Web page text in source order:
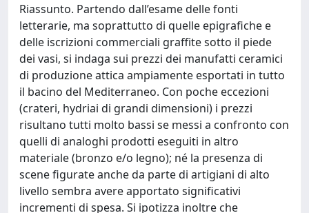
Riassunto. Partendo dall’esame delle fonti
letterarie, ma soprattutto di quelle epigrafiche e
delle iscrizioni commerciali graffite sotto il piede
dei vasi, si indaga sui prezzi dei manufatti ceramici
di produzione attica ampiamente esportati in tutto
il bacino del Mediterraneo. Con poche eccezioni
(crateri, hydriai di grandi dimensioni) i prezzi
risultano tutti molto bassi se messi a confronto con
quelli di analoghi prodotti eseguiti in altro
materiale (bronzo e/o legno); né la presenza di
scene figurate anche da parte di artigiani di alto
livello sembra avere apportato significativi
incrementi di spesa. Si ipotizza inoltre che